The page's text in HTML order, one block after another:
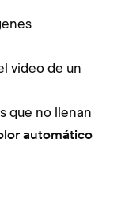
video de un
que no llenan
automático